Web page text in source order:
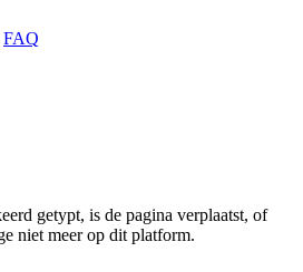
FAQ
getypt, is de pagina verplaatst, of
niet meer op dit platform.